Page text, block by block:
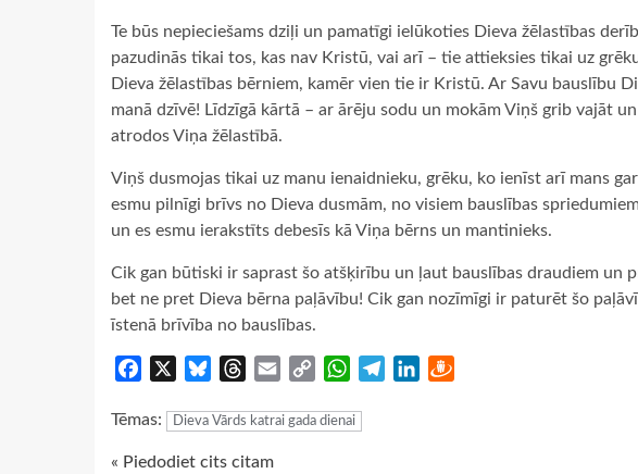
Te būs nepieciešams dziļi un pamatīgi ielūkoties Dieva žēlastības
pazudinās tikai tos, kas nav Kristū, vai arī – tie attieksies tikai uz
Dieva žēlastības bērniem, kamēr vien tie ir Kristū. Ar Savu bauslību
manā dzīvē! Līdzīgā kārtā – ar ārēju sodu un mokām Viņš grib vajāt
atrodos Viņa žēlastībā.
Viņš dusmojas tikai uz manu ienaidnieku, grēku, ko ienīst arī mans
esmu pilnīgi brīvs no Dieva dusmām, no visiem bauslības
un es esmu ierakstīts debesīs kā Viņa bērns un mantinieks.
Cik gan būtiski ir saprast šo atšķirību un ļaut bauslības draudiem un
bet ne pret Dieva bērna paļāvību! Cik gan nozīmīgi ir paturēt šo
īstenā brīvība no bauslības.
Facebook BlueskyThreads
Email
Copy
WhatsApp
TelegramLinkedIn
Tēmas: Dieva Vārds katrai gada dienai
« Piedodiet cits citam